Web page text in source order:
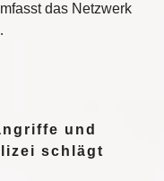
das Netzwerk
und
schlägt